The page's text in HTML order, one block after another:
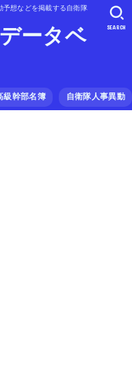
予想などを掲載する自衛隊
ータベ
級幹部名簿 自衛隊人事異動
SEARCH